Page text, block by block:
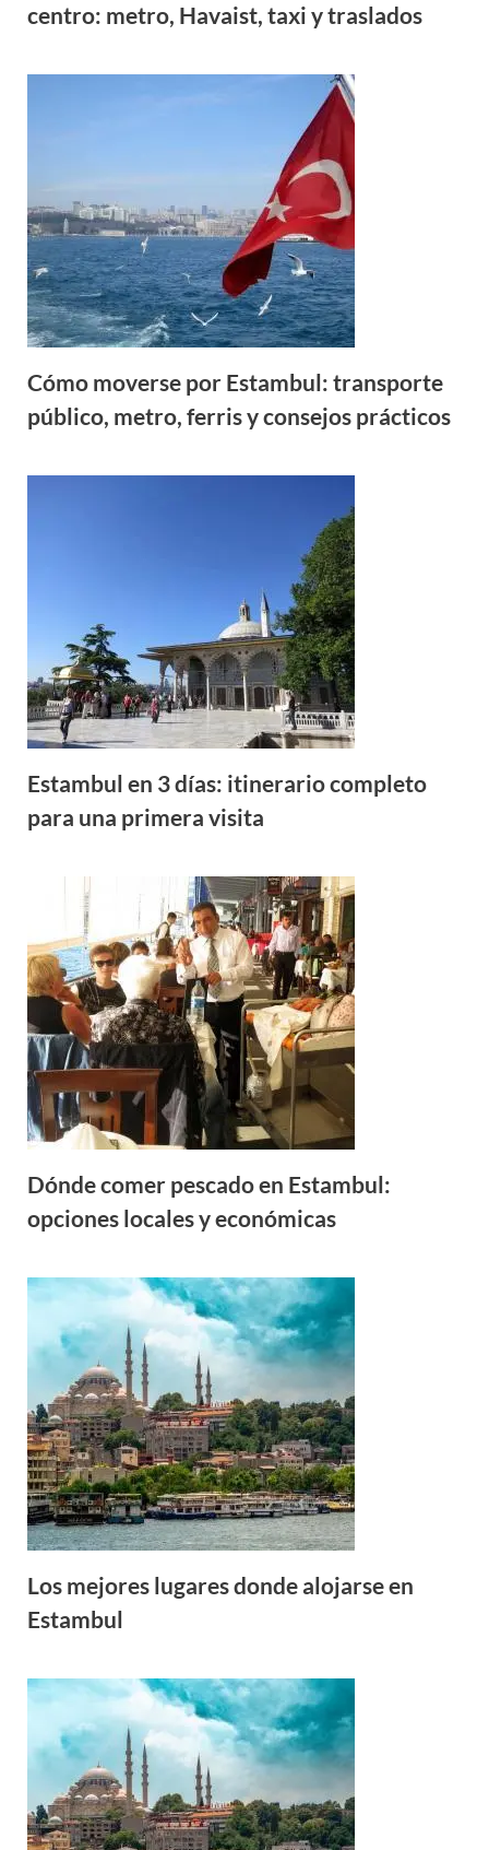
centro: metro, Havaist, taxi y traslados
Cómo moverse por Estambul: transporte
público, metro, ferris y consejos prácticos
Estambul en 3 días: itinerario completo
para una primera visita
Dónde comer pescado en Estambul:
opciones locales y económicas
Los mejores lugares donde alojarse en
Estambul